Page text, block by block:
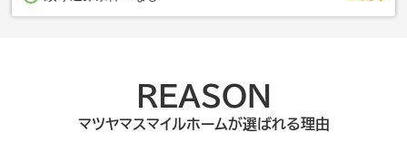
REASON
マツヤマスマイルホームが選ばれる理由